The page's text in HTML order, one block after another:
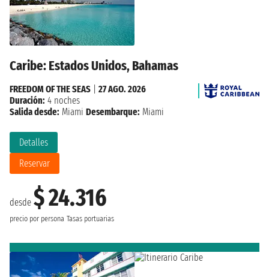
Caribe: Estados Unidos, Bahamas
desde $ 24.316
precio por persona Tasas portuarias
Detalles
Reservar
FREEDOM OF THE SEAS
27 AGO. 2026
Duración: 4 noches
Salida desde: Miami Desembarque: Miami